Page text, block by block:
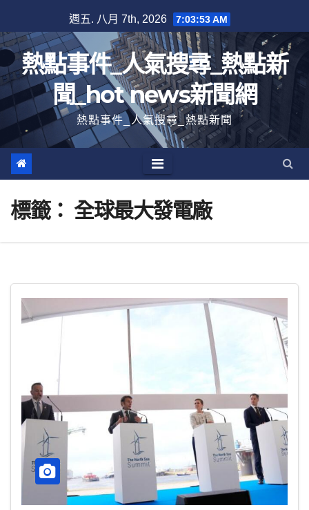
至
內
容
週五. 八月 7th, 2026 7:03:54 AM
熱點事件_人氣搜尋_熱點新
聞_hot news新聞網
熱點事件_人氣搜尋_熱點新聞
標籤： 全球最大發電廠